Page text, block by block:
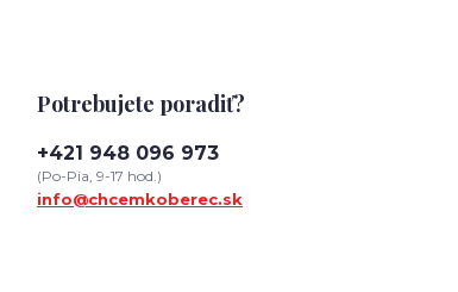
Potrebujete poradiť?
+421 948 096 973
(Po-Pia, 9-17 hod.)
info@chcemkoberec.sk